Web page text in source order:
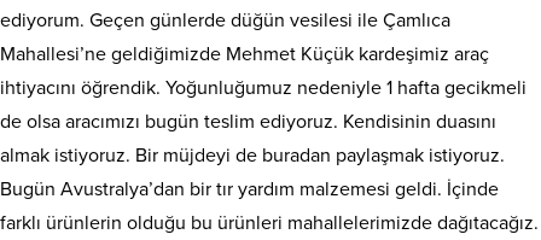
ediyorum. Geçen günlerde düğün vesilesi ile Çamlıca
Mahallesi’ne geldiğimizde Mehmet Küçük kardeşimiz araç
ihtiyacını öğrendik. Yoğunluğumuz nedeniyle 1 hafta gecikmeli
de olsa aracımızı bugün teslim ediyoruz. Kendisinin duasını
almak istiyoruz. Bir müjdeyi de buradan paylaşmak istiyoruz.
Bugün Avustralya’dan bir tır yardım malzemesi geldi. İçinde
farklı ürünlerin olduğu bu ürünleri mahallelerimizde dağıtacağız.